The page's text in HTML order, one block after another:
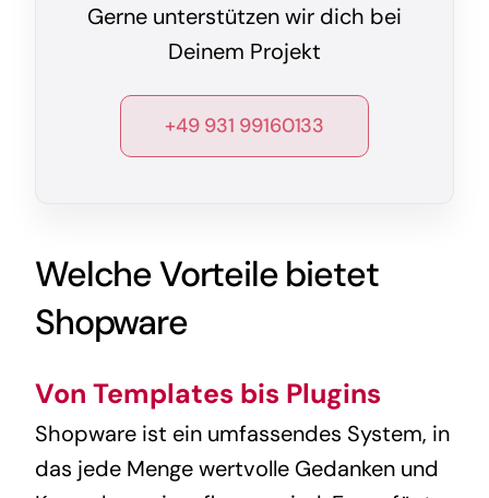
Gerne unterstützen wir dich bei
Deinem Projekt
+49 931 99160133
Welche Vorteile bietet
Shopware
Von Templates bis Plugins
Shopware ist ein umfassendes System, in
das jede Menge wertvolle Gedanken und